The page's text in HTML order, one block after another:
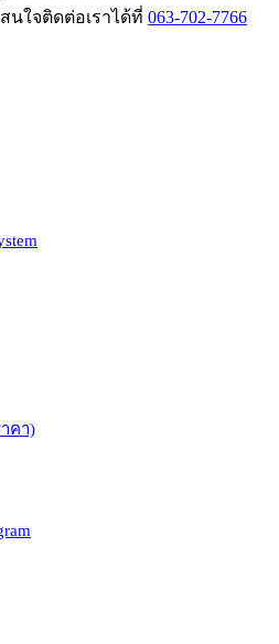
นใจติดต่อเราได้ที่ 063-702-7766
คา)